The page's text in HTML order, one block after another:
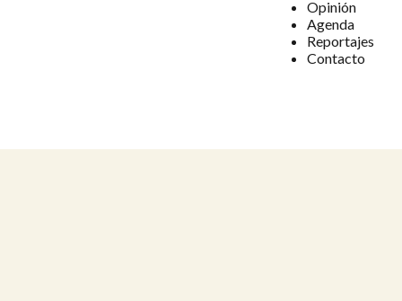
Opinión
Agenda
Reportajes
Contacto